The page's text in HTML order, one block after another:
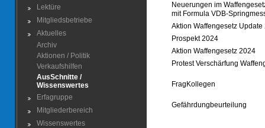
Lektüre
Mitgliedsbetriebe
Aktuelles
Archiv
Aktionen / Politik
Verkaufshilfen
AusSchnitte /
Wissenswertes
Erfagruppe
Mitgliederbereich
Wissenswertes
Neuerungen im
mit Formula VDB-
Aktion Waffengesetz Update
Prospekt 2024
Aktion Waffengesetz 2024
Protest Verschärfung
FragKollegen
Gefährdungbeurteilung